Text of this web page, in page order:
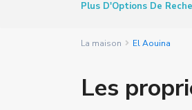
Plus D'Options De
La maison El Aouina
Les